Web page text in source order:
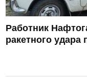
Работник
ракетного удара